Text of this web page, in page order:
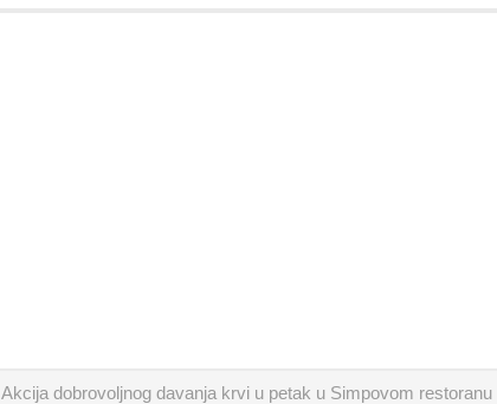
Akcija dobrovoljnog davanja krvi u petak u Simpovom restoranu